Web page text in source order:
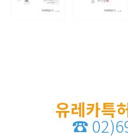
유레카특
☎